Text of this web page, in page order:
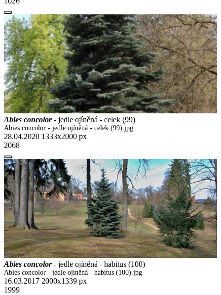
Abies concolor- jedle ojíněná - celek (99)
Abies concolor - jedle ojíněná - celek (99).jpg
28.04.2020 1333x2000 px
2068
Abies concolor- jedle ojíněná - habitus (100)
Abies concolor - jedle ojíněná - habitus (100).jpg
16.03.2017 2000x1339 px
1999